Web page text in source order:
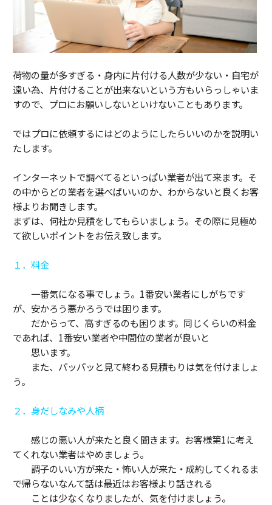
荷物の量が多すぎる・身内に片付ける人数が少ない・自宅が
遠い為、片付けることが出来ないという方もいらっしゃいま
すので、プロにお願いしないといけないこともあります。
ではプロに依頼するにはどのようにしたらいいのかを説明い
たします。
インターネットで調べてるといっぱい業者が出て来ます。そ
の中からどの業者を選べばいいのか、わからないと良くお客
様よりお聞きします。
まずは、何社か見積をしてもらいましょう。その際に見極め
て欲しいポイントをお伝え致します。
１．料金
一番気になる事でしょう。1番安い業者にしがちです
が、安かろう悪かろうでは困ります。
だからって、高すぎるのも困ります。同じくらいの料金
であれば、1番安い業者や中間位の業者が良いと
思います。
また、パッパッと見て終わる見積もりは気を付けましょ
う。
２．身だしなみや人柄
感じの悪い人が来たと良く聞きます。お客様第1に考え
てくれない業者はやめましょう。
調子のいい方が来た・怖い人が来た・成約してくれるま
で帰らないなんて話は最近はお客様より話される
ことは少なくなりましたが、気を付けましょう。